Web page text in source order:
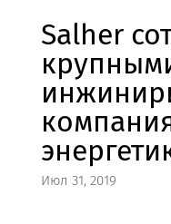
Salher
Июл 31, 2019